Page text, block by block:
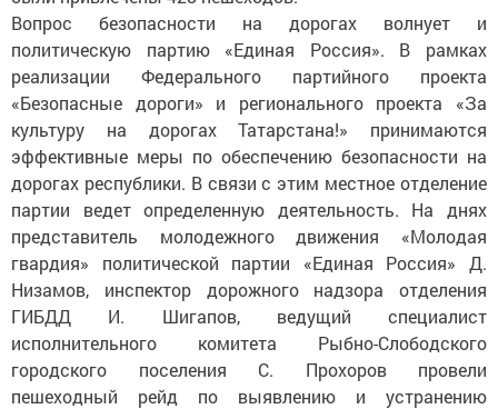
Вопрос безопасности на дорогах волнует и
политическую партию «Единая Россия». В рамках
реализации Федерального партийного проекта
«Безопасные дороги» и регионального проекта «За
культуру на дорогах Татарстана!» принимаются
эффективные меры по обеспечению безопасности на
дорогах республики. В связи с этим местное отделение
партии ведет определенную деятельность. На днях
представитель молодежного движения «Молодая
гвардия» политической партии «Единая Россия» Д.
Низамов, инспектор дорожного надзора отделения
ГИБДД И. Шигапов, ведущий специалист
исполнительного комитета Рыбно-Слободского
городского поселения С. Прохоров провели
пешеходный рейд по выявлению и устранению